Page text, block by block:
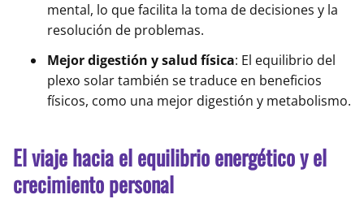
mental, lo que facilita la toma de decisiones y la
resolución de problemas.
Mejor digestión y salud física: El equilibrio del
plexo solar también se traduce en beneficios
físicos, como una mejor digestión y metabolismo.
El viaje hacia el equilibrio energético y el
crecimiento personal